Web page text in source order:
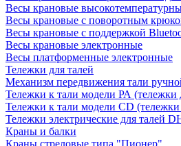
Весы крановые
Весы крановые с поворотным
Весы крановые с поддержкой
Весы крановые электронные
Весы платформенные электронные
Тележки для талей
Механизм передвижения тали
Тележки к тали модели РА (тележки
Тележки к тали модели CD (тележки
Тележки электрические для талей
Краны и балки
Краны стреловые типа "Пионер"